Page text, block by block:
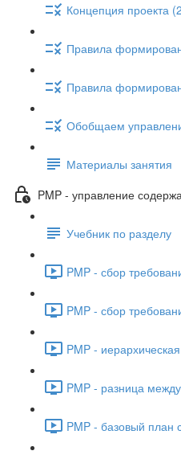
Концепция проекта
Правила
Правила
Обобщаем
Материалы занятия
PMP - управление
Учебник по разделу
PMP - сбор
PMP - сбор
PMP -
PMP - разница
PMP - базовый план